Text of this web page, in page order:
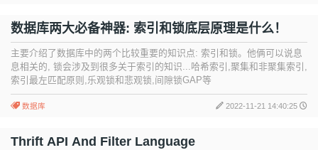
数据库两大必备神器: 索引和锁底层原理是什么！
主要介绍了数据库中的两个比较重要的知识点: 索引和锁。他俩可以说息
息相关的, 锁会涉及到很多关于索引的知识...哈希索引,聚集和非聚集索引,
索引最左匹配原则,乐观锁和悲观锁,间隙锁GAP等
数据库 2022-11-21 14:40:25
Thrift API And Filter Language